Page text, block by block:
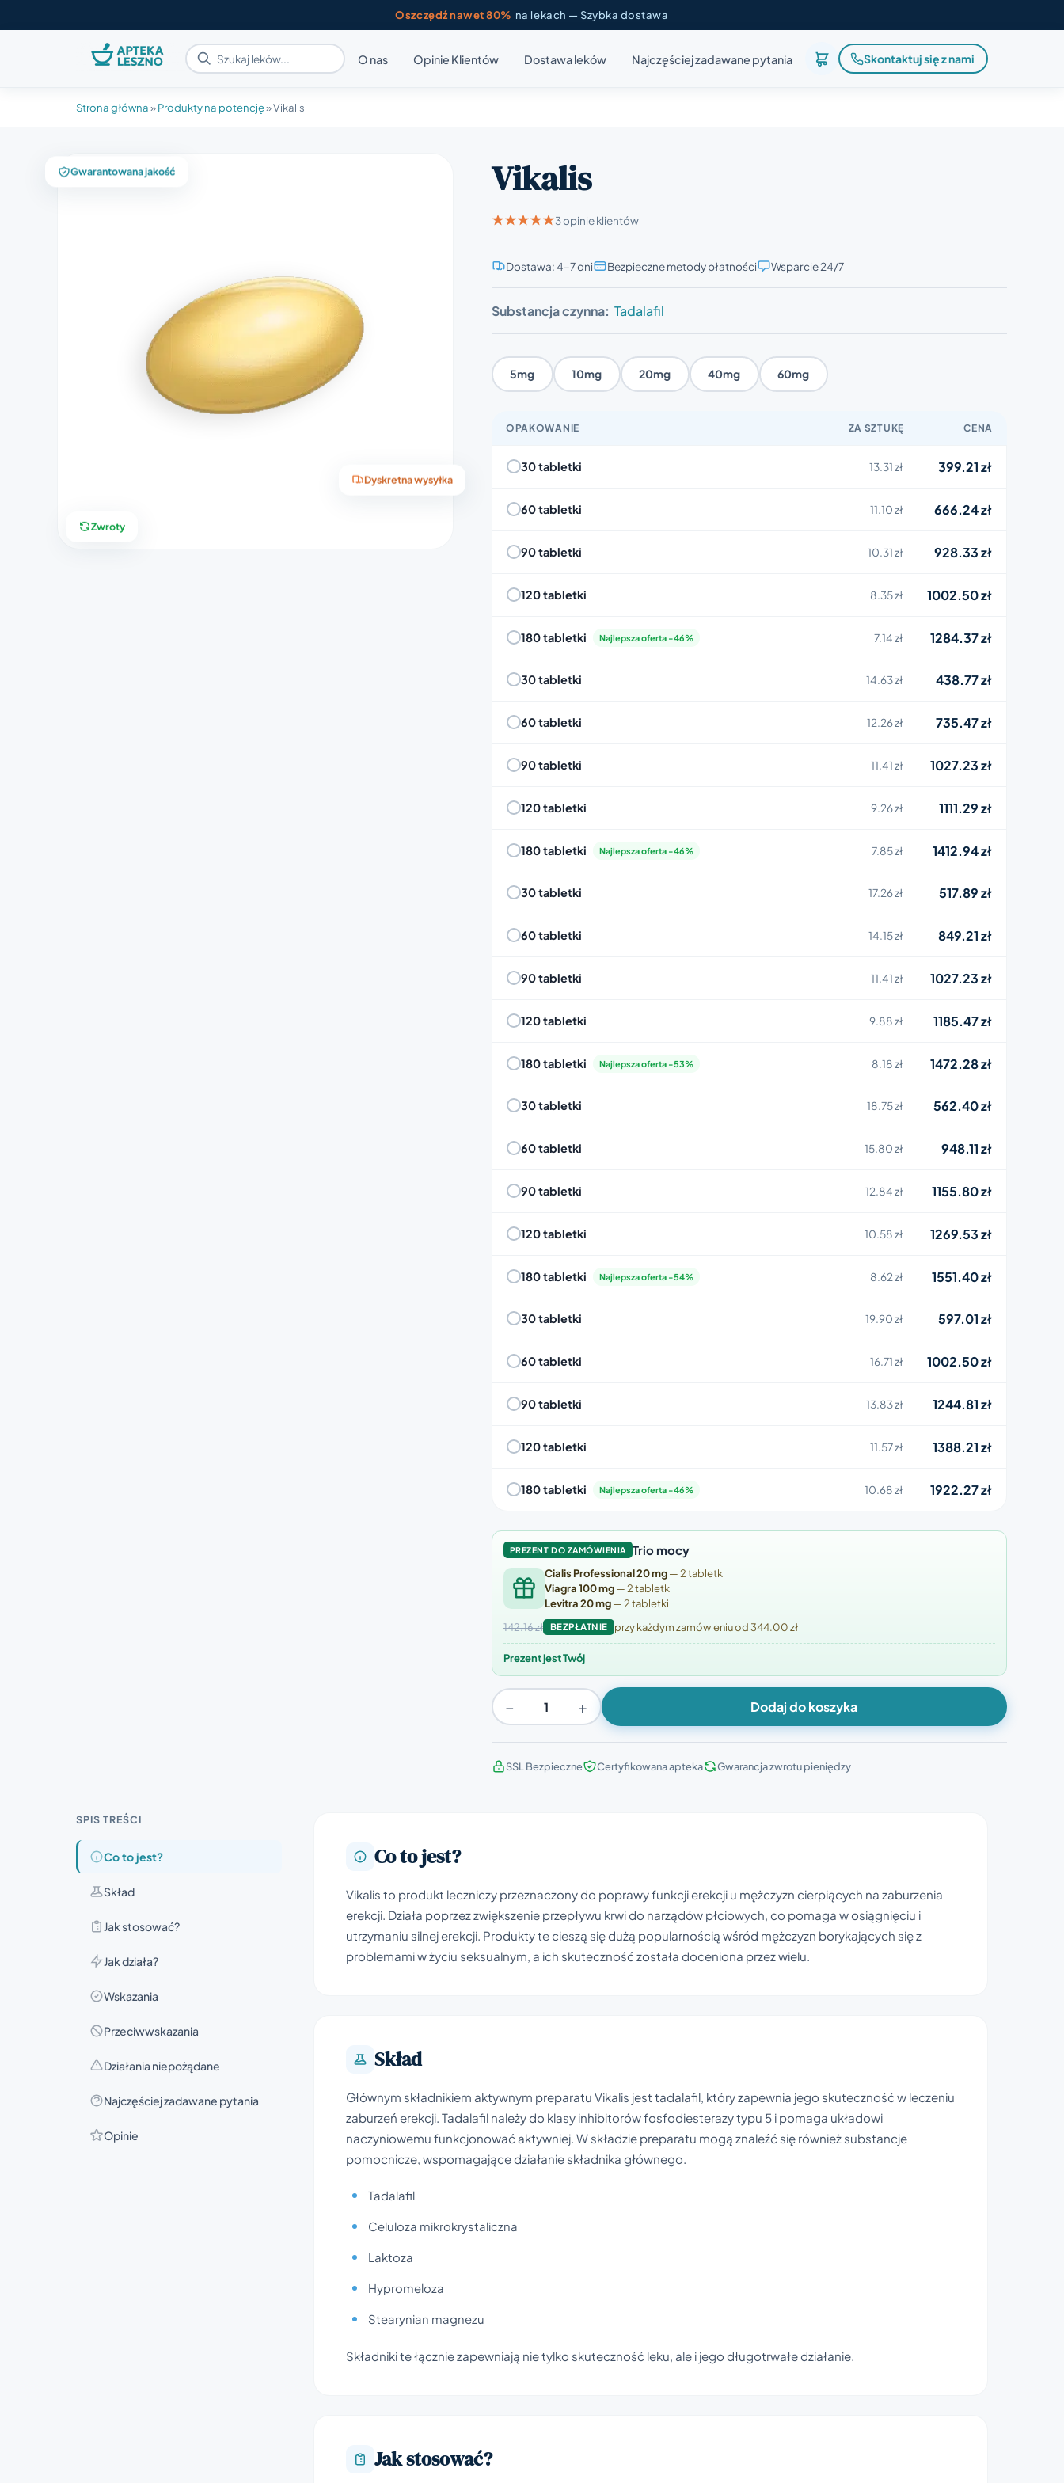
Oszczędź nawet 80% na lekach — Szybka dostawa
O nas Opinie Klientów Dostawa leków Najczęściej zadawane pytania Skontaktuj się z nami
Strona główna»Produkty na potencję»Vikalis
Gwarantowana jakość
Dyskretna wysyłka
Zwroty
Vikalis
3 opinie klientów
Dostawa: 4–7 dni Bezpieczne metody płatności Wsparcie 24/7
Substancja czynna: Tadalafil
5mg 10mg 20mg 40mg 60mg
OPAKOWANIE ZA SZTUKĘ CENA
30 tabletki 13.31 zł 399.21 zł
60 tabletki 11.10 zł 666.24 zł
90 tabletki 10.31 zł 928.33 zł
120 tabletki 8.35 zł 1002.50 zł
180 tabletki Najlepsza oferta -46% 7.14 zł 1284.37 zł
30 tabletki 14.63 zł 438.77 zł
60 tabletki 12.26 zł 735.47 zł
90 tabletki 11.41 zł 1027.23 zł
120 tabletki 9.26 zł 1111.29 zł
180 tabletki Najlepsza oferta -46% 7.85 zł 1412.94 zł
30 tabletki 17.26 zł 517.89 zł
60 tabletki 14.15 zł 849.21 zł
90 tabletki 11.41 zł 1027.23 zł
120 tabletki 9.88 zł 1185.47 zł
180 tabletki Najlepsza oferta -53% 8.18 zł 1472.28 zł
30 tabletki 18.75 zł 562.40 zł
60 tabletki 15.80 zł 948.11 zł
90 tabletki 12.84 zł 1155.80 zł
120 tabletki 10.58 zł 1269.53 zł
180 tabletki Najlepsza oferta -54% 8.62 zł 1551.40 zł
30 tabletki 19.90 zł 597.01 zł
60 tabletki 16.71 zł 1002.50 zł
90 tabletki 13.83 zł 1244.81 zł
120 tabletki 11.57 zł 1388.21 zł
180 tabletki Najlepsza oferta -46% 10.68 zł 1922.27 zł
PREZENT DO ZAMÓWIENIA Trio mocy
Cialis Professional 20 mg— 2 tabletki
Viagra 100 mg— 2 tabletki
Levitra 20 mg— 2 tabletki
142.16 zł
BEZPŁATNIE przy każdym zamówieniu od 344.00 zł
Prezent jest Twój
− + Dodaj do koszyka
SSL Bezpieczne Certyfikowana apteka Gwarancja zwrotu pieniędzy
SPIS TREŚCI
Co to jest?
Skład
Jak stosować?
Jak działa?
Wskazania
Przeciwwskazania
Działania niepożądane
Najczęściej zadawane pytania
Opinie
Co to jest?
Vikalis to produkt leczniczy przeznaczony do poprawy funkcji erekcji u mężczyzn cierpiących na zaburzenia
erekcji. Działa poprzez zwiększenie przepływu krwi do narządów płciowych, co pomaga w osiągnięciu i
utrzymaniu silnej erekcji. Produkty te cieszą się dużą popularnością wśród mężczyzn borykających się z
problemami w życiu seksualnym, a ich skuteczność została doceniona przez wielu.
Skład
Głównym składnikiem aktywnym preparatu Vikalis jest tadalafil, który zapewnia jego skuteczność w leczeniu
zaburzeń erekcji. Tadalafil należy do klasy inhibitorów fosfodiesterazy typu 5 i pomaga układowi
naczyniowemu funkcjonować aktywniej. W składzie preparatu mogą znaleźć się również substancje
pomocnicze, wspomagające działanie składnika głównego.
Tadalafil
Celuloza mikrokrystaliczna
Laktoza
Hypromeloza
Stearynian magnezu
Składniki te łącznie zapewniają nie tylko skuteczność leku, ale i jego długotrwałe działanie.
Jak stosować?